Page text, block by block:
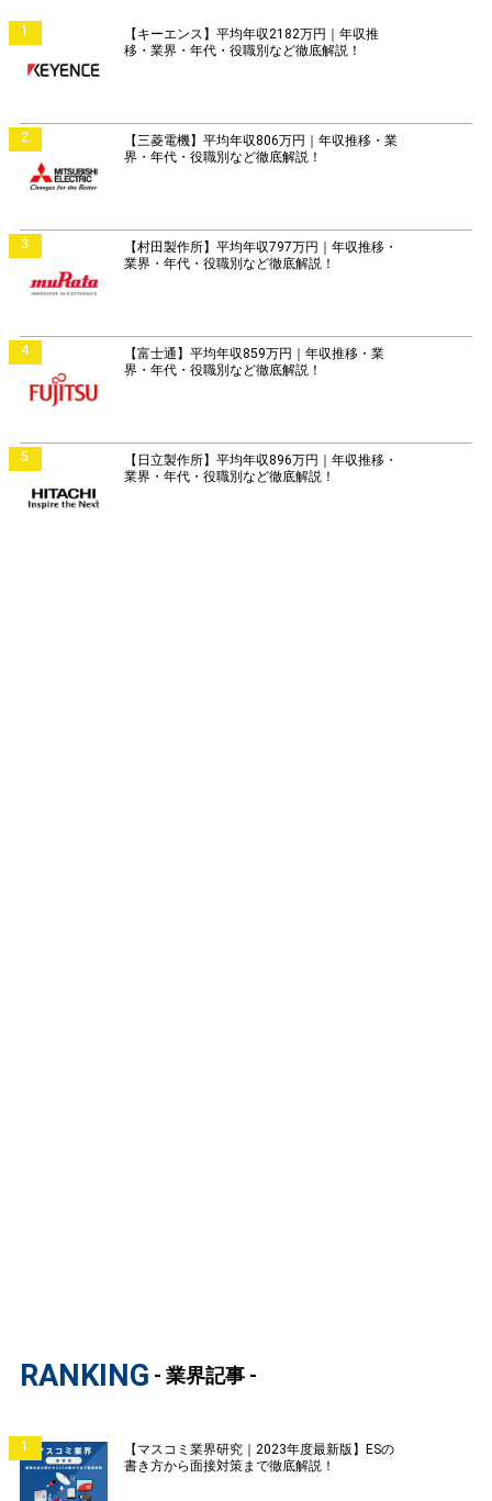
1
【キーエンス】平均年収2182万円｜年収推
移・業界・年代・役職別など徹底解説！
2
【三菱電機】平均年収806万円｜年収推移・業
界・年代・役職別など徹底解説！
3
【村田製作所】平均年収797万円｜年収推移・
業界・年代・役職別など徹底解説！
4
【富士通】平均年収859万円｜年収推移・業
界・年代・役職別など徹底解説！
5
【日立製作所】平均年収896万円｜年収推移・
業界・年代・役職別など徹底解説！
RANKING - 業界記事 -
1
【マスコミ業界研究｜2023年度最新版】ESの
書き方から面接対策まで徹底解説！